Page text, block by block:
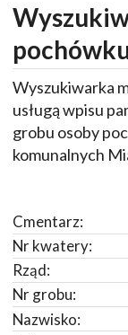
Wyszukiwarka
usługą wpisu
grobu osoby
komunalnych
Cmentarz:
Nr kwatery:
Rząd:
Nr grobu:
Nazwisko: